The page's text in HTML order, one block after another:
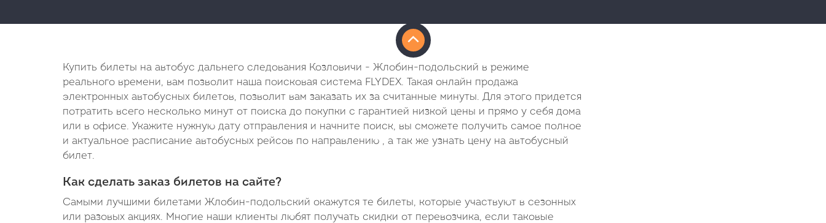
Купить билеты на автобус дальнего следования Козловичи - Жлобин-подольский в режиме
реального времени, вам позволит наша поисковая система FLYDEX. Такая онлайн продажа
электронных автобусных билетов, позволит вам заказать их за считанные минуты. Для этого придется
потратить всего несколько минут от поиска до покупки с гарантией низкой цены и прямо у себя дома
или в офисе. Укажите нужную дату отправления и начните поиск, вы сможете получить самое полное
и актуальное расписание автобусных рейсов по направлению , а так же узнать цену на автобусный
билет.
Как сделать заказ билетов на сайте?
Самыми лучшими билетами Жлобин-подольский окажутся те билеты, которые участвуют в сезонных
или разовых акциях. Многие наши клиенты любят получать скидки от перевозчика, если таковые